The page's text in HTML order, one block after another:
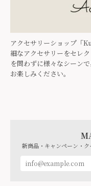
アクセサリーショップ「
細なアクセサリーをセレ
を問わずに様々なシーン
お楽しみください。
新商品・キャンペーン・ク